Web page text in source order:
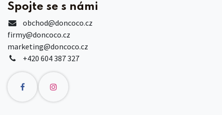
Spojte se s námi
obchod@doncoco.cz
firmy@doncoco.cz
marketing@doncoco.cz
+420 604 387 327